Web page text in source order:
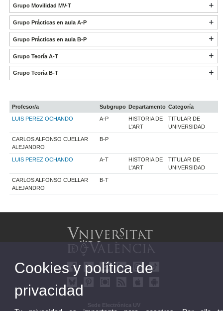
Grupo Movilidad MV-T
Grupo Prácticas en aula A-P
Grupo Prácticas en aula B-P
Grupo Teoría A-T
Grupo Teoría B-T
Profesor/a Subgrupo Departamento Categoría
LUIS PEREZ OCHANDO
A-P
HISTORIA DE
L'ART
TITULAR DE
UNIVERSIDAD
CARLOS ALFONSO CUELLAR
ALEJANDRO
B-P
LUIS PEREZ OCHANDO A-T
HISTORIA DE
L'ART
TITULAR DE
UNIVERSIDAD
CARLOS ALFONSO CUELLAR
ALEJANDRO
B-T
Sede Electrónica UV
Cookies y política de
privacidad